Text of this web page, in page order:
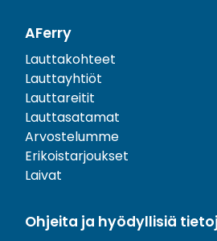
AFerry
Lauttakohteet
Lauttayhtiöt
Lauttareitit
Lauttasatamat
Arvostelumme
Erikoistarjoukset
Laivat
Ohjeita ja hyödyllisiä